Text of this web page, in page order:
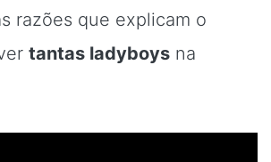
razões que explicam o
tantas ladyboys na